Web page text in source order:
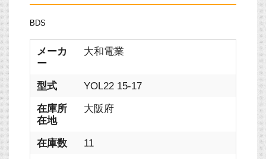
BDS
メーカ
ー
大和電業
型式
YOL22 15-17
在庫所
在地
大阪府
在庫数
11